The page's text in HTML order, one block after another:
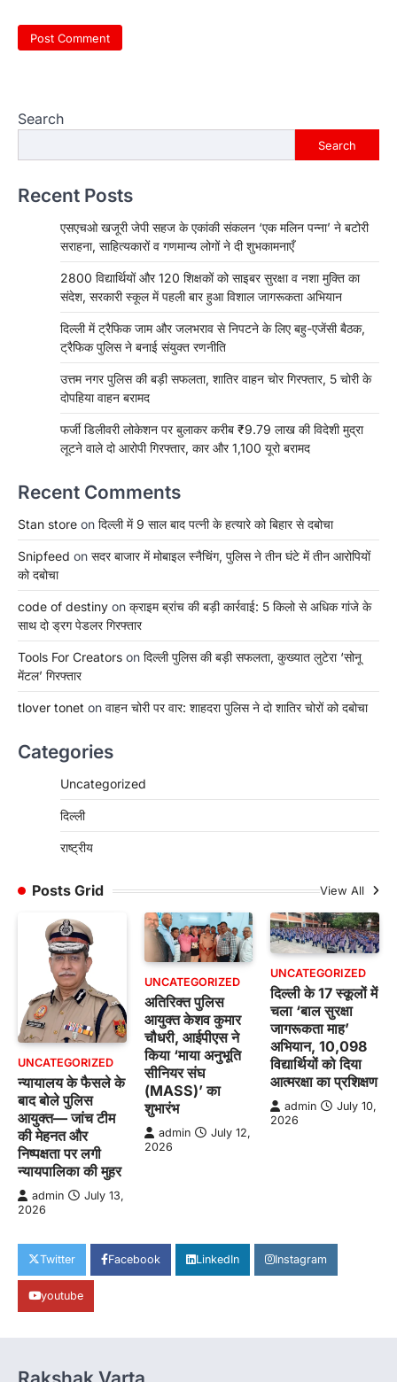
Search
Search
Recent Posts
एसएचओ खजूरी जेपी सहज के एकांकी संकलन ‘एक मलिन पन्ना’ ने बटोरी
सराहना, साहित्यकारों व गणमान्य लोगों ने दी शुभकामनाएँ
2800 विद्यार्थियों और 120 शिक्षकों को साइबर सुरक्षा व नशा मुक्ति का
संदेश, सरकारी स्कूल में पहली बार हुआ विशाल जागरूकता अभियान
दिल्ली में ट्रैफिक जाम और जलभराव से निपटने के लिए बहु-एजेंसी बैठक,
ट्रैफिक पुलिस ने बनाई संयुक्त रणनीति
उत्तम नगर पुलिस की बड़ी सफलता, शातिर वाहन चोर गिरफ्तार, 5 चोरी के
दोपहिया वाहन बरामद
फर्जी डिलीवरी लोकेशन पर बुलाकर करीब ₹9.79 लाख की विदेशी मुद्रा
लूटने वाले दो आरोपी गिरफ्तार, कार और 1,100 यूरो बरामद
Recent Comments
Stan store on दिल्ली में 9 साल बाद पत्नी के हत्यारे को बिहार से दबोचा
Snipfeed on सदर बाजार में मोबाइल स्नैचिंग, पुलिस ने तीन घंटे में तीन आरोपियों
को दबोचा
code of destiny on क्राइम ब्रांच की बड़ी कार्रवाई: 5 किलो से अधिक गांजे के
साथ दो ड्रग पेडलर गिरफ्तार
Tools For Creators on दिल्ली पुलिस की बड़ी सफलता, कुख्यात लुटेरा ‘सोनू
मेंटल’ गिरफ्तार
tlover tonet on वाहन चोरी पर वार: शाहदरा पुलिस ने दो शातिर चोरों को दबोचा
Categories
Uncategorized
दिल्ली
राष्ट्रीय
Posts Grid View All
UNCATEGORIZED
न्यायालय के फैसले के
बाद बोले पुलिस
आयुक्त— जांच टीम
की मेहनत और
निष्पक्षता पर लगी
न्यायपालिका की मुहर
admin
July 13,
2026
UNCATEGORIZED
अतिरिक्त पुलिस
आयुक्त केशव कुमार
चौधरी, आईपीएस ने
किया ‘माया अनुभूति
सीनियर संघ
(MASS)’ का
शुभारंभ
admin
July 12,
2026
UNCATEGORIZED
दिल्ली के 17 स्कूलों में
चला ‘बाल सुरक्षा
जागरूकता माह’
अभियान, 10,098
विद्यार्थियों को दिया
आत्मरक्षा का प्रशिक्षण
admin
July 10,
2026
Twitter Facebook LinkedIn Instagram
youtube